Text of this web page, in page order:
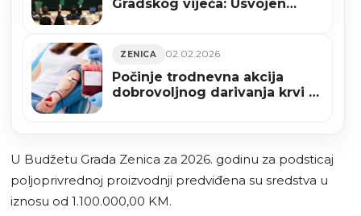
Gradskog vijeća: Usvojen
ZENICA 02.02.2026
Počinje trodnevna akcija
dobrovoljnog darivanja krvi u
U Budžetu Grada Zenica za 2026. godinu za podsticaj
poljoprivrednoj proizvodnji predviđena su sredstva u
iznosu od 1.100.000,00 KM.